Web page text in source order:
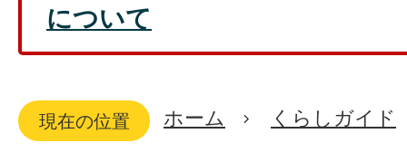
について
現在の位置 ホーム くらしガイド